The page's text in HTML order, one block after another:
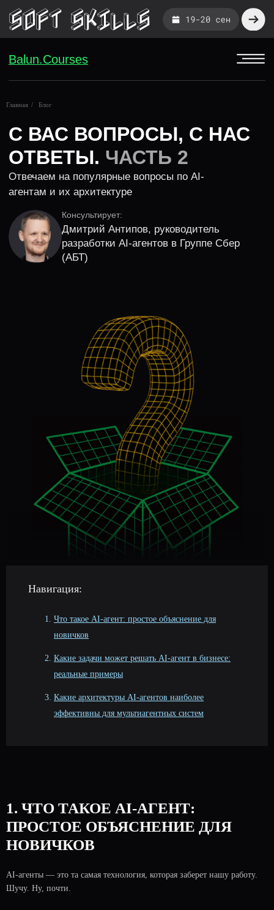
Главная / Блог
ОТВЕТЫ.
Отвечаем на популярные вопросы по AI-
агентам и их архитектуре
Консультирует:
Дмитрий Антипов, руководитель
разработки AI-агентов в Группе Сбер
Навигация:
Что такое AI-агент: простое объяснение для
новичков
Какие задачи может решать AI-агент в бизнесе:
реальные примеры
Какие архитектуры AI-агентов наиболее
эффективны для мультиагентных систем
1. ЧТО ТАКОЕ AI-АГЕНТ:
ПРОСТОЕ ОБЪЯСНЕНИЕ ДЛЯ
НОВИЧКОВ
AI-агенты — это та самая технология, которая заберет нашу работу.
Шучу. Ну, почти.